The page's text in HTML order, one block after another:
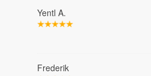
Yentl A.
Frederik